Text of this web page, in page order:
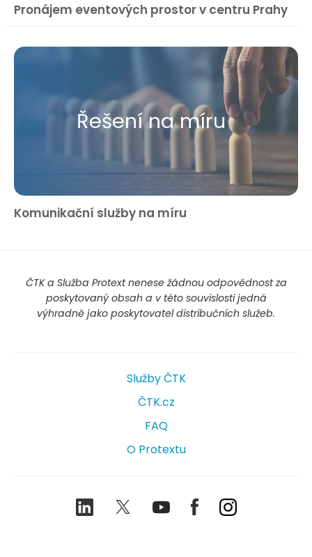
Pronájem eventových prostor v centru Prahy
Řešení na míru
Komunikační služby na míru
ČTK a Služba Protext nenese žádnou odpovědnost za
poskytovaný obsah a v této souvislosti jedná
výhradně jako poskytovatel distribučních služeb.
Služby ČTK
ČTK.cz
FAQ
O Protextu
LinkedIn TwitterYoutubeFacebookInstagram